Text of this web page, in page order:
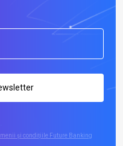
și condițiile Future Banking